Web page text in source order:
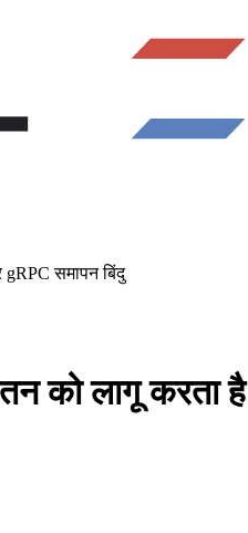
समापन बिंदु
को लागू करता